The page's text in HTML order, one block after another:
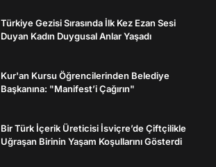
Türkiye Gezisi Sırasında İlk Kez Ezan Sesi
Duyan Kadın Duygusal Anlar Yaşadı
Kur'an Kursu Öğrencilerinden Belediye
Başkanına: "Manifest’i Çağırın"
Bir Türk İçerik Üreticisi İsviçre’de Çiftçilikle
Uğraşan Birinin Yaşam Koşullarını Gösterdi